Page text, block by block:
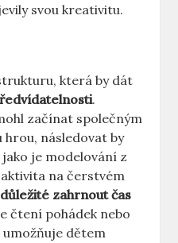
svou kreativitu.
která by dát
.
začínat společným
hrou, následovat by
je modelování z
na čerstvém
zahrnout čas
čtení pohádek nebo
umožňuje dětem